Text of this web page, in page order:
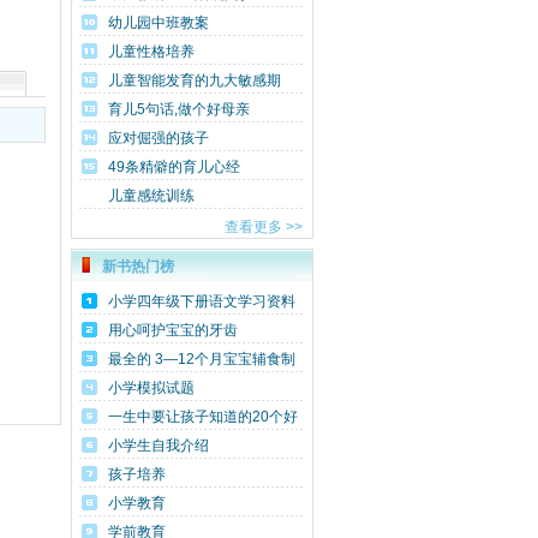
幼儿园中班教案
儿童性格培养
儿童智能发育的九大敏感期
育儿5句话,做个好母亲
应对倔强的孩子
49条精僻的育儿心经
儿童感统训练
查看更多 >>
新书热门榜
小学四年级下册语文学习资料
包(S版)
用心呵护宝宝的牙齿
最全的 3—12个月宝宝辅食制
作方法
小学模拟试题
一生中要让孩子知道的20个好
故事
小学生自我介绍
孩子培养
小学教育
学前教育